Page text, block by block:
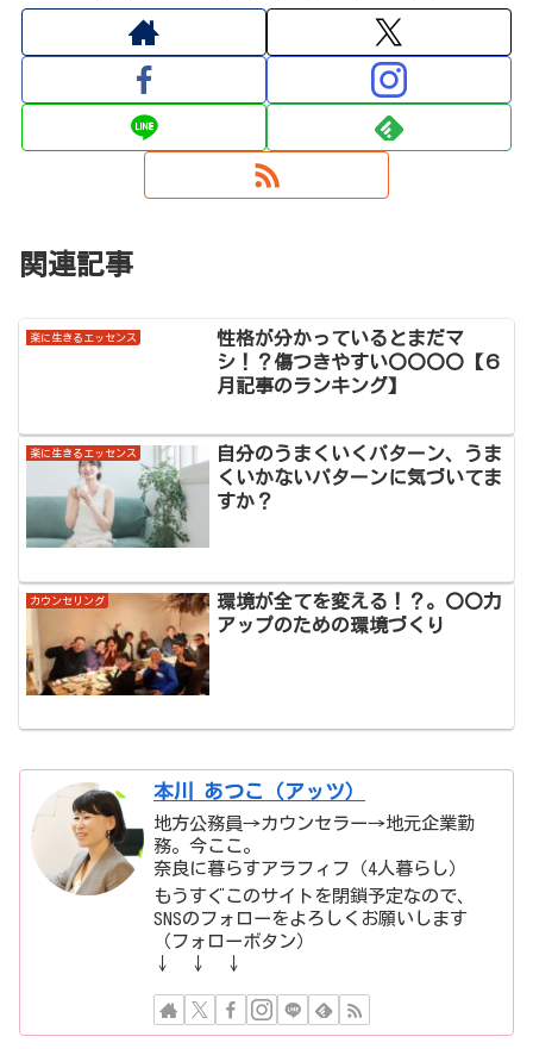
関連記事
楽に生きるエッセンス
性格が分かっているとまだマ
シ！？傷つきやすい〇〇〇〇【６
月記事のランキング】
楽に生きるエッセンス
自分のうまくいくパターン、うま
くいかないパターンに気づいてま
すか？
カウンセリング
環境が全てを変える！？。〇〇力
アップのための環境づくり
本川 あつこ（アッツ）
地方公務員→カウンセラー→地元企業勤
務。今ここ。
奈良に暮らすアラフィフ（4人暮らし）
もうすぐこのサイトを閉鎖予定なので、
SNSのフォローをよろしくお願いします
（フォローボタン）
↓ ↓ ↓